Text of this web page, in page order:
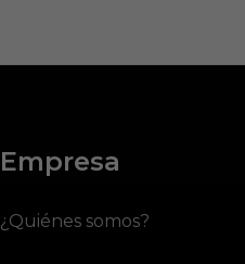
Empresa
¿Quiénes somos?